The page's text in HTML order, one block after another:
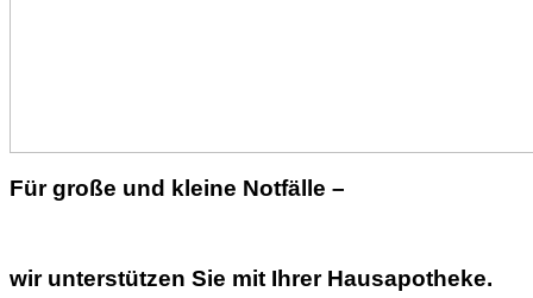
Für große und kleine Notfälle –
wir unterstützen Sie mit Ihrer Hausapotheke.